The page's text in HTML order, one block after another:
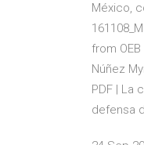
México,
from
Núñez
PDF | La
defensa